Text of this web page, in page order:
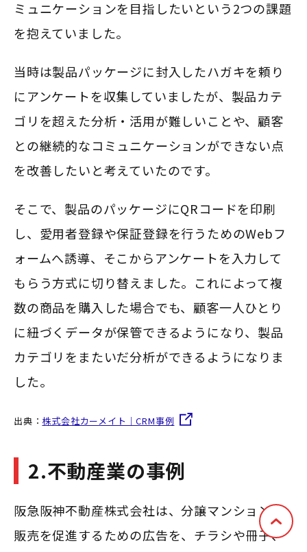
ミュニケーションを目指したいという2つの課題
を抱えていました。
当時は製品パッケージに封入したハガキを頼り
にアンケートを収集していましたが、製品カテ
ゴリを超えた分析・活用が難しいことや、顧客
との継続的なコミュニケーションができない点
を改善したいと考えていたのです。
そこで、製品のパッケージにQRコードを印刷
し、愛用者登録や保証登録を行うためのWebフ
ォームへ誘導、そこからアンケートを入力して
もらう方式に切り替えました。これによって複
数の商品を購入した場合でも、顧客一人ひとり
に紐づくデータが保管できるようになり、製品
カテゴリをまたいだ分析ができるようになりま
した。
出典： 株式会社カーメイト｜CRM事例
2.不動産業の事例
阪急阪神不動産株式会社は、分譲マンションの
販売を促進するための広告を、チラシや冊子、